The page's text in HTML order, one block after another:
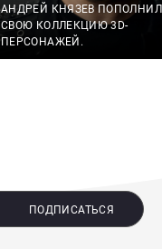
АНДРЕЙ КНЯЗЕВ ПОПОЛНИЛ
СВОЮ КОЛЛЕКЦИЮ 3D-
ПЕРСОНАЖЕЙ.
ПОДПИСАТЬСЯ